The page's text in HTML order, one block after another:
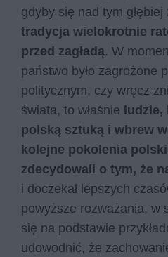
gdyby się nad tym
tradycja wielokrotnie
przed zagładą. W
państwo było zagrożone
politycznym, czy wręcz
świata, to właśnie
polską sztuką i wbrew
kolejne pokolenia
zdecydowali o tym, że
i doczekał lepszych
powyższe rozważania, w
się na podstawie
udowodnić, że